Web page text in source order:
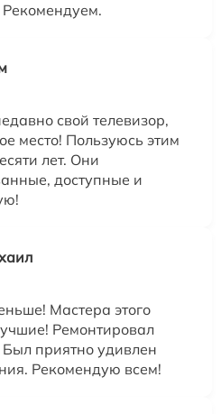
Рекомендуем.
свой телевизор,
место! Пользуюсь этим
лет. Они
доступные и
Мастера этого
Ремонтировал
Был приятно удивлен
Рекомендую всем!